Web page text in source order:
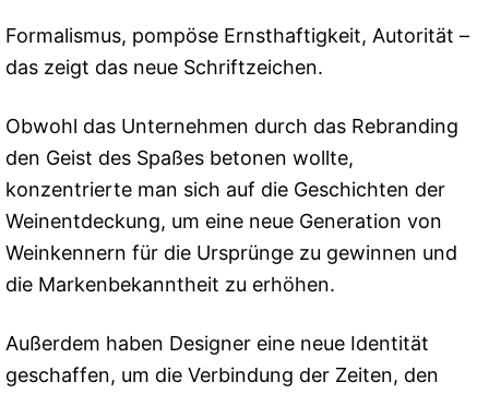
Formalismus, pompöse Ernsthaftigkeit, Autorität –
das zeigt das neue Schriftzeichen.
Obwohl das Unternehmen durch das Rebranding
den Geist des Spaßes betonen wollte,
konzentrierte man sich auf die Geschichten der
Weinentdeckung, um eine neue Generation von
Weinkennern für die Ursprünge zu gewinnen und
die Markenbekanntheit zu erhöhen.
Außerdem haben Designer eine neue Identität
geschaffen, um die Verbindung der Zeiten, den